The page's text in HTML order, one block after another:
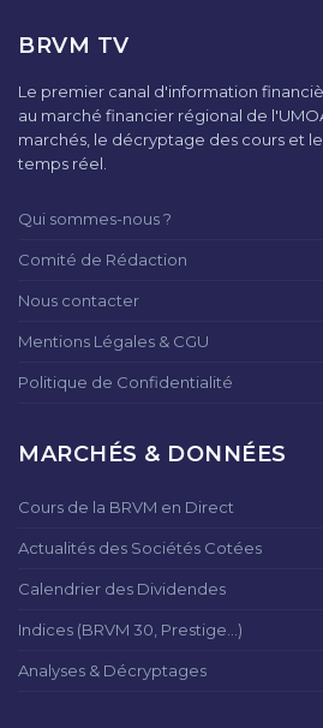
BRVM TV
Le premier canal d'information
au marché financier régional de
marchés, le décryptage des cours et
temps réel.
Qui sommes-nous ?
Comité de Rédaction
Nous contacter
Mentions Légales & CGU
Politique de Confidentialité
MARCHÉS & DONNÉES
Cours de la BRVM en Direct
Actualités des Sociétés Cotées
Calendrier des Dividendes
Indices (BRVM 30, Prestige...)
Analyses & Décryptages